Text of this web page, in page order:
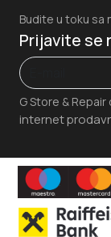
G Store &
internet
Budite u toku sa
Prijavite se